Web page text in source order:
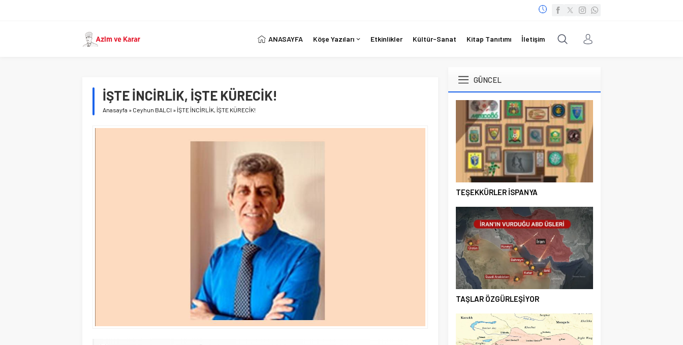
ANASAYFA Köşe Yazıları Etkinlikler Kültür-Sanat Kitap Tanıtımı İletişim
İŞTE İNCİRLİK, İŞTE KÜRECİK!
Anasayfa » Ceyhun BALCI » İŞTE İNCİRLİK, İŞTE KÜRECİK!
GÜNCEL
TEŞEKKÜRLER İSPANYA
TAŞLAR ÖZGÜRLEŞİYOR